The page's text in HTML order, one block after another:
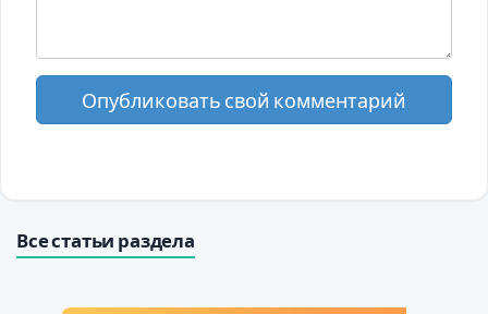
Опубликовать свой комментарий
Все статьи раздела